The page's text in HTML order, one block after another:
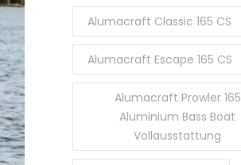
Alumacraft Classic 165 CS
Alumacraft Escape 165 CS
Alumacraft Prowler 165
Aluminium Bass Boat
Vollausstattung